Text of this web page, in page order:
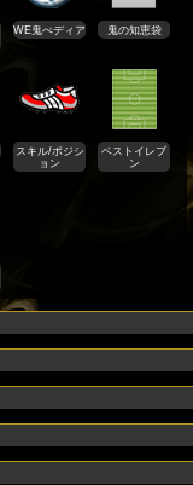
WE鬼ぺディア 鬼の知恵袋
スキル/ポジシ
ョン
ベストイレブ
ン